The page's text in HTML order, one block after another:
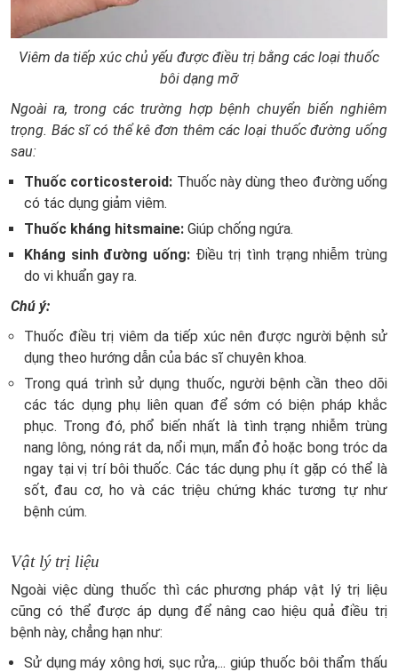
Viêm da tiếp xúc chủ yếu được điều trị bằng các loại thuốc
bôi dạng mỡ
Ngoài ra, trong các trường hợp bệnh chuyển biến nghiêm
trọng. Bác sĩ có thể kê đơn thêm các loại thuốc đường uống
sau:
Thuốc corticosteroid: Thuốc này dùng theo đường uống
có tác dụng giảm viêm.
Thuốc kháng hitsmaine: Giúp chống ngứa.
Kháng sinh đường uống: Điều trị tình trạng nhiễm trùng
do vi khuẩn gay ra.
Chú ý:
Thuốc điều trị viêm da tiếp xúc nên được người bệnh sử
dụng theo hướng dẫn của bác sĩ chuyên khoa.
Trong quá trình sử dụng thuốc, người bệnh cần theo dõi
các tác dụng phụ liên quan để sớm có biện pháp khắc
phục. Trong đó, phổ biến nhất là tình trạng nhiễm trùng
nang lông, nóng rát da, nổi mụn, mẩn đỏ hoặc bong tróc da
ngay tại vị trí bôi thuốc. Các tác dụng phụ ít gặp có thể là
sốt, đau cơ, ho và các triệu chứng khác tương tự như
bệnh cúm.
Vật lý trị liệu
Ngoài việc dùng thuốc thì các phương pháp vật lý trị liệu
cũng có thể được áp dụng để nâng cao hiệu quả điều trị
bệnh này, chẳng hạn như:
Sử dụng máy xông hơi, sục rửa,... giúp thuốc bôi thẩm thấu